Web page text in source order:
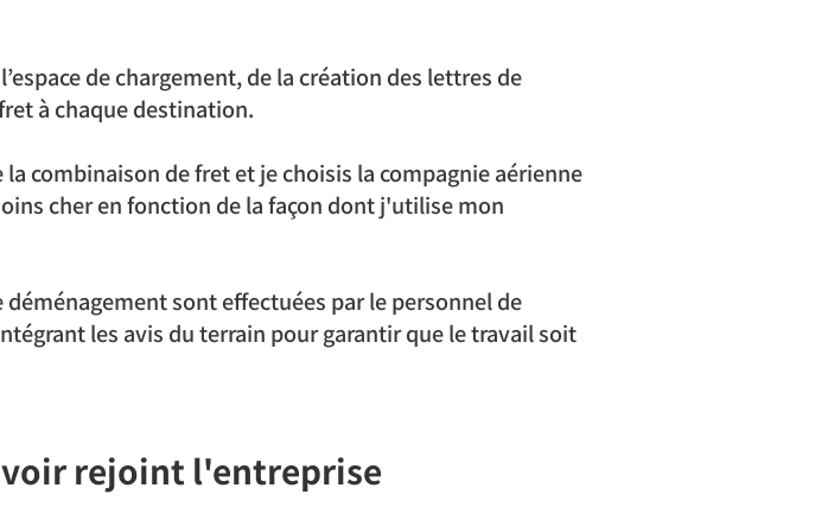
de chargement, de la création des lettres de
à chaque destination.
combinaison de fret et je choisis la compagnie aérienne
cher en fonction de la façon dont j'utilise mon
sont effectuées par le personnel de
les avis du terrain pour garantir que le travail soit
rejoint l'entreprise